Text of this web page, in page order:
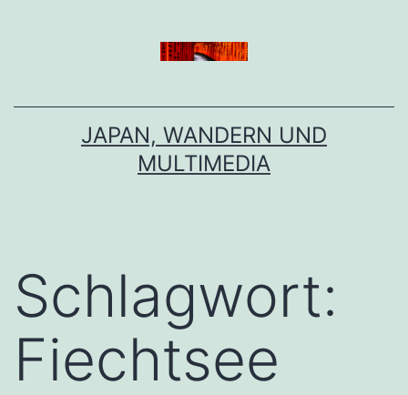
JAPAN, WANDERN UND
MULTIMEDIA
Schlagwort:
Fiechtsee